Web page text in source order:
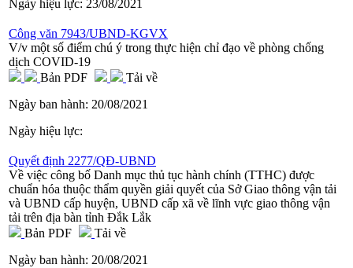
Ngày hiệu lực: 23/08/2021
Công văn 7943/UBND-KGVX
V/v một số điểm chú ý trong thực hiện chỉ đạo về phòng chống
dịch COVID-19
Bản PDF
Tải về
Ngày ban hành: 20/08/2021
Ngày hiệu lực:
Quyết định 2277/QĐ-UBND
Về việc công bố Danh mục thủ tục hành chính (TTHC) được
chuẩn hóa thuộc thẩm quyền giải quyết của Sở Giao thông vận tải
và UBND cấp huyện, UBND cấp xã về lĩnh vực giao thông vận
tải trên địa bàn tỉnh Đắk Lắk
Bản PDF
Tải về
Ngày ban hành: 20/08/2021